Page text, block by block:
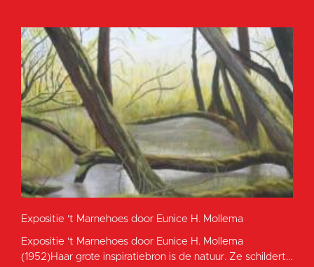
Expositie 't Marnehoes door Eunice H. Mollema
Expositie 't Marnehoes door Eunice H. Mollema
(1952)Haar grote inspiratiebron is de natuur. Ze schildert...